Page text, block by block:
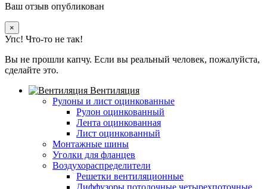
Ваш отзыв опубликован
×
Упс! Что-то не так!
Вы не прошли капчу. Если вы реальный человек, пожалуйста,
сделайте это.
Вентиляция
Рулоны и лист оцинкованные
Рулон оцинкованный
Лента оцинкованная
Лист оцинкованный
Монтажные шины
Уголки для фланцев
Воздухораспределители
Решетки вентиляционные
Диффузоры потолочные четырехпоточные